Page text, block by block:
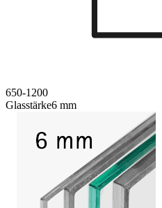
650-1200
Glasstärke6 mm